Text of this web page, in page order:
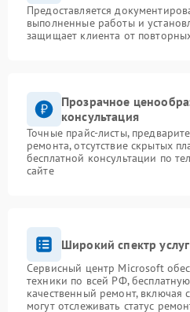
Предоставляется
выполненные работы и
защищает клиента от
Прозрачное
консультация
Точные прайс-листы,
ремонта, отсутствие скрытых
бесплатной консультации по
сайте
Широкий спектр услуг
Сервисный центр Microsoft
техники по всей РФ,
качественный ремонт,
могут отслеживать статус